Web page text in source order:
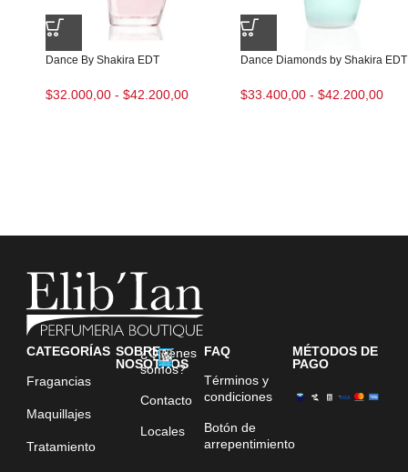
Dance By Shakira EDT
$32.000,00 - $42.200,00
Dance Diamonds by Shakira EDT
$33.400,00 - $42.200,00
CATEGORÍAS
Fragancias
Maquillajes
Tratamiento
SOBRE
NOSOTROS
¿Quiénes
somos?
Contacto
Locales
FAQ
Términos y
condiciones
Botón de
arrepentimiento
MÉTODOS DE
PAGO